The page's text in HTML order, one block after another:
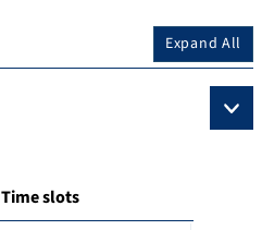
Expand All
Time slots